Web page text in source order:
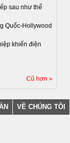
sau như thế
Quốc-Hollywood
khiến điện
Cũ hơn »
VỀ CHÚNG TÔI